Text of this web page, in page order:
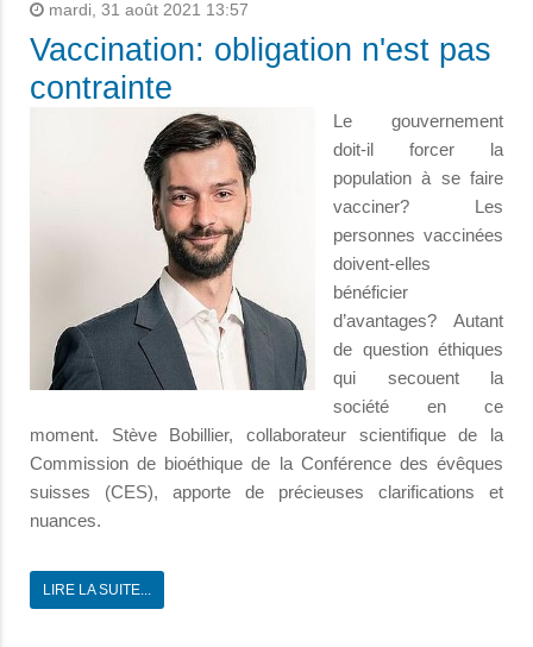
mardi, 31 août 2021 13:57
Vaccination: obligation n'est pas
contrainte
Le gouvernement
doit-il forcer la
population à se faire
vacciner? Les
personnes vaccinées
doivent-elles
bénéficier
d’avantages? Autant
de question éthiques
qui secouent la
société en ce
moment. Stève Bobillier, collaborateur scientifique de la
Commission de bioéthique de la Conférence des évêques
suisses (CES), apporte de précieuses clarifications et
nuances.
LIRE LA SUITE...